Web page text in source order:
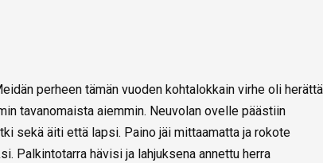
perheen tämän vuoden kohtalokkain virhe oli
tavanomaista aiemmin. Neuvolan ovelle päästiin
sekä äiti että lapsi. Paino jäi mittaamatta ja rokote
Palkintotarra hävisi ja lahjuksena annettu herra